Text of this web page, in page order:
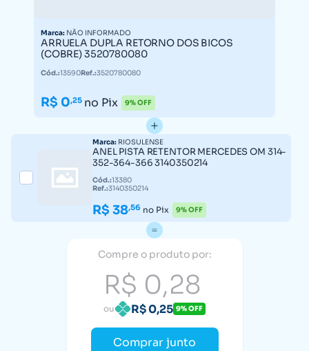
Marca: NÃO INFORMADO
ARRUELA DUPLA RETORNO DOS BICOS
(COBRE) 3520780080
Cód.:13590Ref.:3520780080
R$ 0,25 no Pix 9% OFF
Marca: RIOSULENSE
ANEL PISTA RETENTOR MERCEDES OM 314-
352-364-366 3140350214
Cód.:13380
Ref.:3140350214
R$ 38,56 no Pix 9% OFF
Compre o produto por:
R$ 0,28
ou R$ 0,25 9% OFF
Comprar junto